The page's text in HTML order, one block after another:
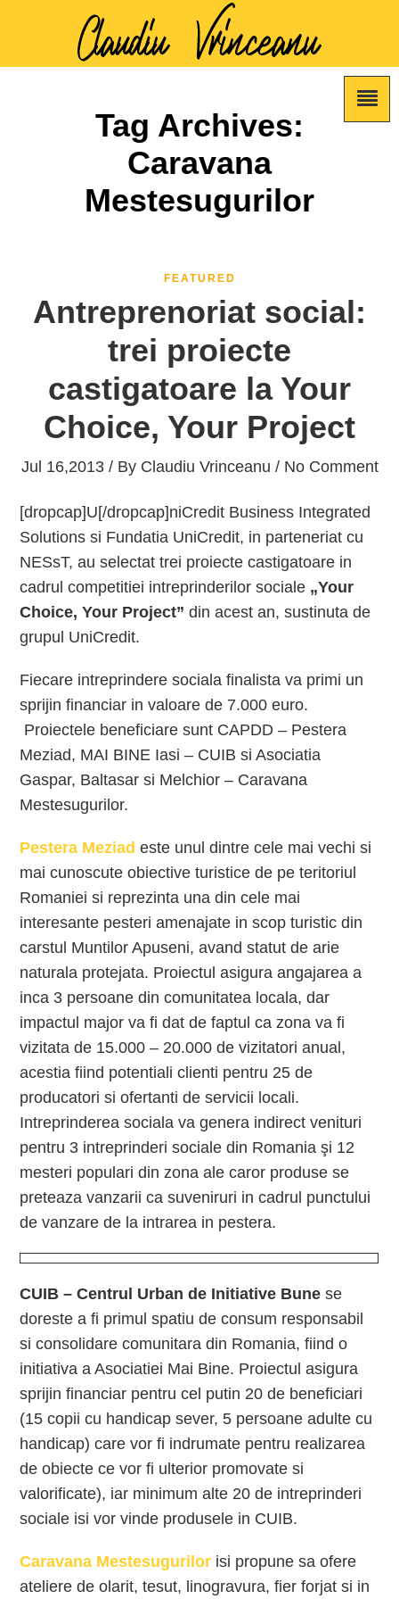
Tag Archives:
Caravana
Mestesugurilor
FEATURED
Antreprenoriat social:
trei proiecte
castigatoare la Your
Choice, Your Project
Jul 16,2013 / By Claudiu Vrinceanu / No Comment
[dropcap]U[/dropcap]niCredit Business Integrated
Solutions si Fundatia UniCredit, in parteneriat cu
NESsT, au selectat trei proiecte castigatoare in
cadrul competitiei intreprinderilor sociale „Your
Choice, Your Project” din acest an, sustinuta de
grupul UniCredit.
Fiecare intreprindere sociala finalista va primi un
sprijin financiar in valoare de 7.000 euro.
Proiectele beneficiare sunt CAPDD – Pestera
Meziad, MAI BINE Iasi – CUIB si Asociatia
Gaspar, Baltasar si Melchior – Caravana
Mestesugurilor.
Pestera Meziad este unul dintre cele mai vechi si
mai cunoscute obiective turistice de pe teritoriul
Romaniei si reprezinta una din cele mai
interesante pesteri amenajate in scop turistic din
carstul Muntilor Apuseni, avand statut de arie
naturala protejata. Proiectul asigura angajarea a
inca 3 persoane din comunitatea locala, dar
impactul major va fi dat de faptul ca zona va fi
vizitata de 15.000 – 20.000 de vizitatori anual,
acestia fiind potentiali clienti pentru 25 de
producatori si ofertanti de servicii locali.
Intreprinderea sociala va genera indirect venituri
pentru 3 intreprinderi sociale din Romania şi 12
mesteri populari din zona ale caror produse se
preteaza vanzarii ca suveniruri in cadrul punctului
de vanzare de la intrarea in pestera.
CUIB – Centrul Urban de Initiative Bune se
doreste a fi primul spatiu de consum responsabil
si consolidare comunitara din Romania, fiind o
initiativa a Asociatiei Mai Bine. Proiectul asigura
sprijin financiar pentru cel putin 20 de beneficiari
(15 copii cu handicap sever, 5 persoane adulte cu
handicap) care vor fi indrumate pentru realizarea
de obiecte ce vor fi ulterior promovate si
valorificate), iar minimum alte 20 de intreprinderi
sociale isi vor vinde produsele in CUIB.
Caravana Mestesugurilor isi propune sa ofere
ateliere de olarit, tesut, linogravura, fier forjat si in